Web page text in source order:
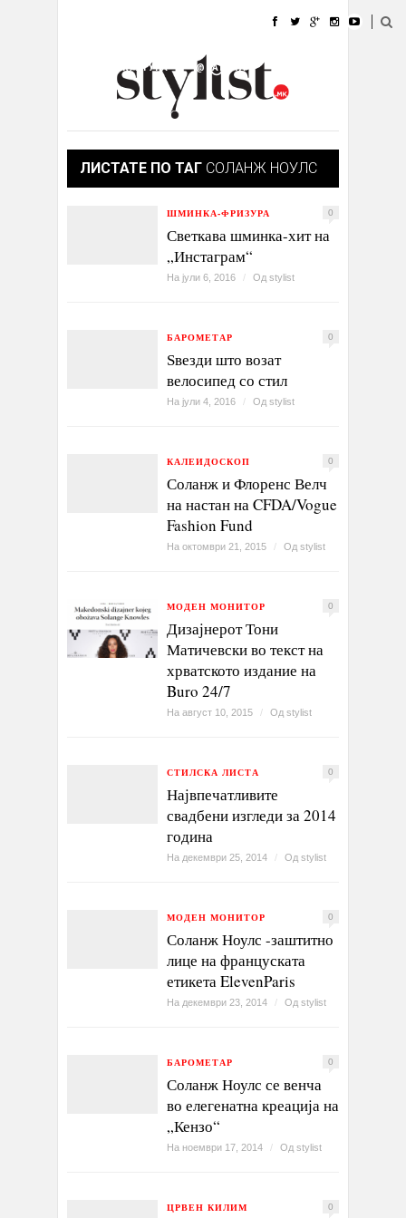
УБАВИНА
КУЛТУРА @РАБОТА
ИЗЛОГ
ЛИСТАТЕ ПО ТАГ СОЛАНЖ НОУЛС
ШМИНКА-ФРИЗУРА 0
Светкава шминка-хит на
„Инстаграм“
На јули 6, 2016 / Од stylist
БАРОМЕТАР 0
Ѕвезди што возат
велосипед со стил
На јули 4, 2016 / Од stylist
КАЛЕИДОСКОП 0
Соланж и Флоренс Велч
на настан на CFDA/Vogue
Fashion Fund
На октомври 21, 2015 / Од stylist
МОДЕН МОНИТОР 0
Дизајнерот Тони
Матичевски во текст на
хрватското издание на
Buro 24/7
На август 10, 2015 / Од stylist
СТИЛСКА ЛИСТА 0
Највпечатливите
свадбени изгледи за 2014
година
На декември 25, 2014 / Од stylist
МОДЕН МОНИТОР 0
Соланж Ноулс -заштитно
лице на француската
етикета ElevenParis
На декември 23, 2014 / Од stylist
БАРОМЕТАР 0
Соланж Ноулс се венча
во елегенатна креација на
„Кензо“
На ноември 17, 2014 / Од stylist
ЦРВЕН КИЛИМ 0